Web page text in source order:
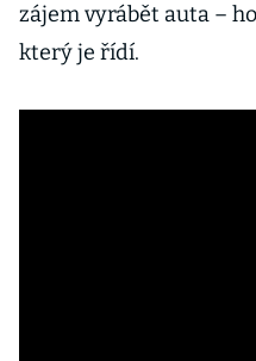
zájem vyrábět auta –
který je řídí.